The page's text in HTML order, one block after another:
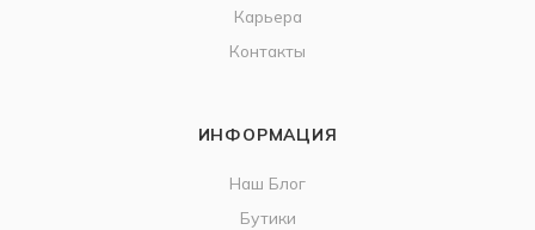
Карьера
Контакты
ИНФОРМАЦИЯ
Наш Блог
Бутики